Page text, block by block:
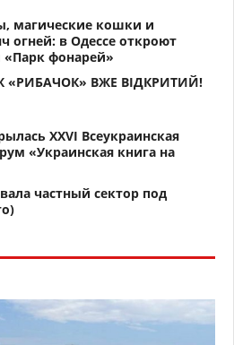
магические кошки и
огней: в Одессе откроют
фонарей»
ВЖЕ ВІДКРИТИЙ!
XXVI Всеукраинская
«Украинская книга на
частный сектор под